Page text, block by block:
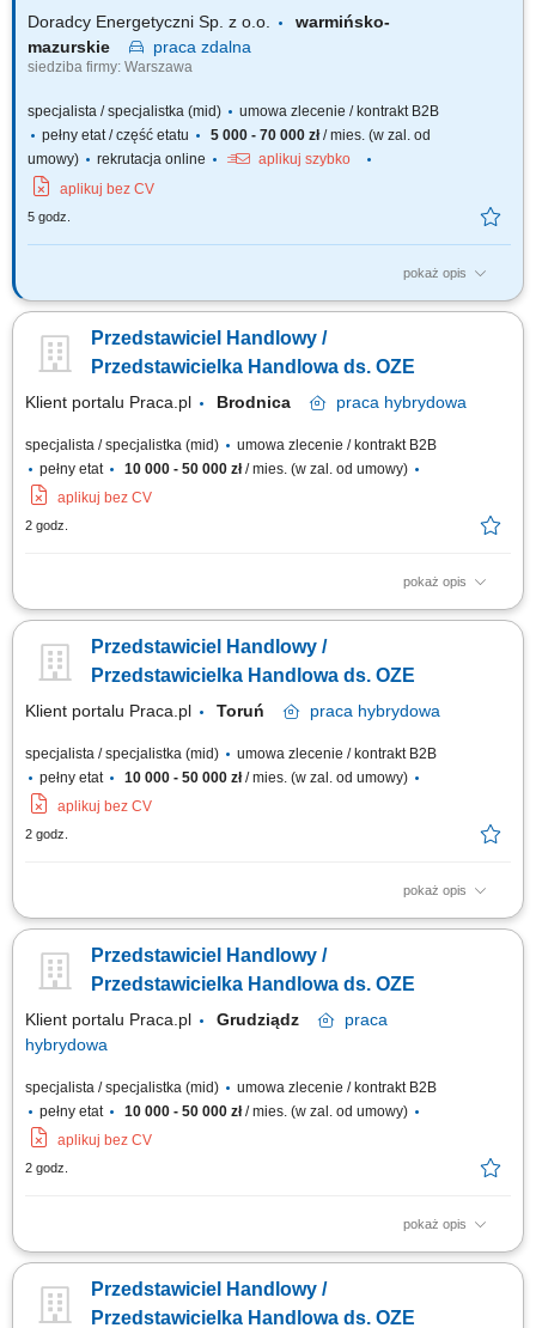
Doradcy Energetyczni Sp. z o.o.
warmińsko-
mazurskie
praca zdalna
siedziba firmy: Warszawa
specjalista / specjalistka (mid)
umowa zlecenie / kontrakt B2B
pełny etat / część etatu
5 000 - 70 000 zł/ mies. (w zal. od
umowy)
rekrutacja online
aplikuj szybko
aplikuj bez CV
5 godz.
pokaż opis
Co będziesz robić? Doradzać firmom – pomagasz klientowi
dopasowane do ich potrzeb i profilu zużycia; Budować relacje –
pracujesz z klientami przez wiele lat, nie tylko na „jedną transakcję”
Przedstawiciel Handlowy /
Przedstawicielka Handlowa ds. OZE
Klient portalu Praca.pl Brodnica praca hybrydowa
specjalista / specjalistka (mid)
umowa zlecenie / kontrakt B2B
pełny etat
10 000 - 50 000 zł/ mies. (w zal. od umowy)
aplikuj bez CV
2 godz.
pokaż opis
Doradzanie klientom w zakresie nowoczesnych rozwiązań z obszaru
prowadzenie spotkań handlowych. Przygotowywanie ofert i finalizowanie
sprzedaży. Budowanie długofalowych relacji z klientami. Raportowanie
Przedstawiciel Handlowy /
Przedstawicielka Handlowa ds. OZE
Klient portalu Praca.pl Toruń praca hybrydowa
specjalista / specjalistka (mid)
umowa zlecenie / kontrakt B2B
pełny etat
10 000 - 50 000 zł/ mies. (w zal. od umowy)
aplikuj bez CV
2 godz.
pokaż opis
Doradzanie klientom w zakresie nowoczesnych rozwiązań z obszaru
prowadzenie spotkań handlowych. Przygotowywanie ofert i finalizowanie
sprzedaży. Budowanie długofalowych relacji z klientami. Raportowanie
Przedstawiciel Handlowy /
Przedstawicielka Handlowa ds. OZE
Klient portalu Praca.pl Grudziądz
praca
hybrydowa
specjalista / specjalistka (mid)
umowa zlecenie / kontrakt B2B
pełny etat
10 000 - 50 000 zł/ mies. (w zal. od umowy)
aplikuj bez CV
2 godz.
pokaż opis
Doradzanie klientom w zakresie nowoczesnych rozwiązań z obszaru
prowadzenie spotkań handlowych. Przygotowywanie ofert i finalizowanie
sprzedaży. Budowanie długofalowych relacji z klientami. Raportowanie
Przedstawiciel Handlowy /
Przedstawicielka Handlowa ds. OZE